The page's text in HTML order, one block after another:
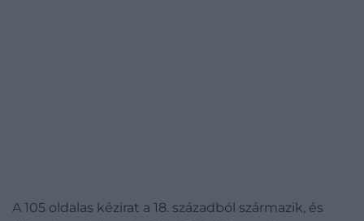
A 105 oldalas kézirat a 18. századból származik, és